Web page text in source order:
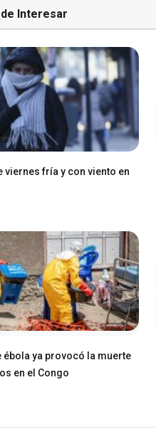
Interesar
viernes fría y con viento en
ébola ya provocó la muerte
en el Congo